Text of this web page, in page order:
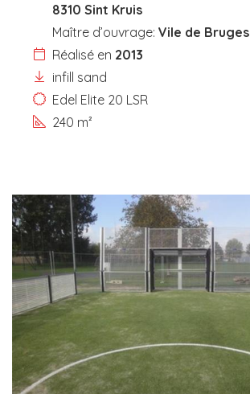
8310 Sint Kruis
Maître d’ouvrage: Vile de Bruges
Réalisé en 2013
infill sand
Edel Elite 20 LSR
240 m²